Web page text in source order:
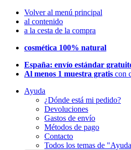
Volver al menú principal
al contenido
a la cesta de la compra
cosmética 100% natural
España: envío estándar
Al menos 1 muestra gratis con
Ayuda
¿Dónde está mi pedido?
Devoluciones
Gastos de envío
Métodos de pago
Contacto
Todos los temas de